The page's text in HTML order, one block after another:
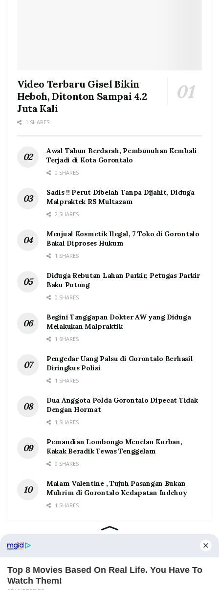
Video Terbaru Gisel Bikin
Heboh, Ditonton Sampai 4.2
Juta Kali
1 SHARES
Awal Tahun Berdarah, Pembunuhan Kembali
Terjadi di Kota Gorontalo
0 SHARES
Sadis !! Perut Dibelah Tanpa Dijahit, Diduga
Malpraktek RS Multazam
2 SHARES
Menjual Kosmetik Ilegal, 7 Toko di Gorontalo
Bakal Diproses Hukum
1 SHARES
Diduga Rebutan Lahan Parkir, Petugas Parkir
Baku Potong
0 SHARES
Begini Tanggapan Dokter AW yang Diduga
Melakukan Malpraktik
1 SHARES
Pengedar Uang Palsu di Gorontalo Berhasil
Diringkus Polisi
1 SHARES
Dua Anggota Polda Gorontalo Dipecat Tidak
Dengan Hormat
1 SHARES
Pemandian Lombongo Menelan Korban,
Kakak Beradik Tewas Tenggelam
0 SHARES
Malam Valentine , Tujuh Pasangan Bukan
Muhrim di Gorontalo Kedapatan Indehoy
1 SHARES
Home Tentang Kontak Redaksi Pedoman Media Siber